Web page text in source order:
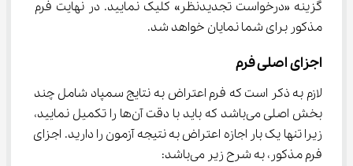
گزینه «درخواست تجدیدنظر» کلیک نمایید. در نهایت فرم
مذکور برای شما نمایان خواهد شد.
اجزای اصلی فرم
لازم به ذکر است که فرم اعتراض به نتایج سمپاد شامل چند
بخش اصلی می‌باشد که باید با دقت آن‌ها را تکمیل نمایید،
زیرا تنها یک بار اجازه اعتراض به نتیجه آزمون را دارید. اجزای
فرم مذکور، به شرح زیر می‌باشد: